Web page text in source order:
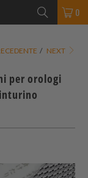
0
/ NEXT
per orologi